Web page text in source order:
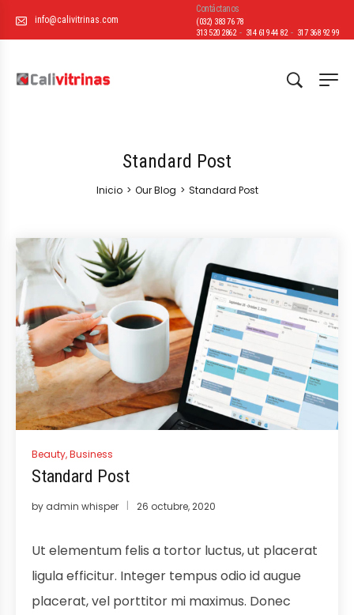
info@calivitrinas.com
Contáctanos
(032) 383 76 78
313 520 2862 - 314 619 44 82 - 317 368 92 99
Standard Post
Inicio > Our Blog > Standard Post
Beauty,Business
Standard Post
by admin whisper 26 octubre, 2020
Ut elementum felis a tortor luctus, ut placerat
ligula efficitur. Integer tempus odio id augue
placerat, vel porttitor mi maximus. Donec